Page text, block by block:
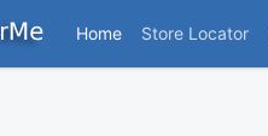
Home Store Locator